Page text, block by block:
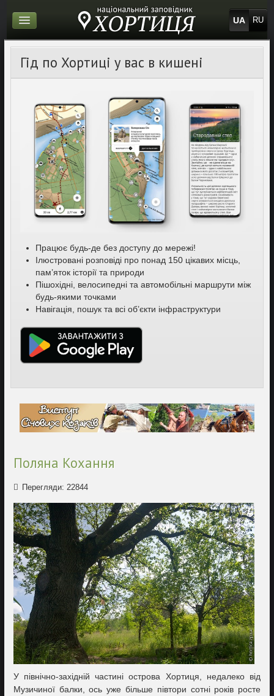
UA RU
Гід по Хортиці у вас в кишені
Працює будь-де без доступу до мережі!
Ілюстровані розповіді про понад 150 цікавих місць,
пам’яток історії та природи
Пішохідні, велосипедні та автомобільні маршрути між
будь-якими точками
Навігація, пошук та всі об’єкти інфраструктури
Поляна Кохання
Перегляди: 22844
У північно-західній частині острова Хортиця, недалеко від
Музичиної балки, ось уже більше півтори сотні років росте